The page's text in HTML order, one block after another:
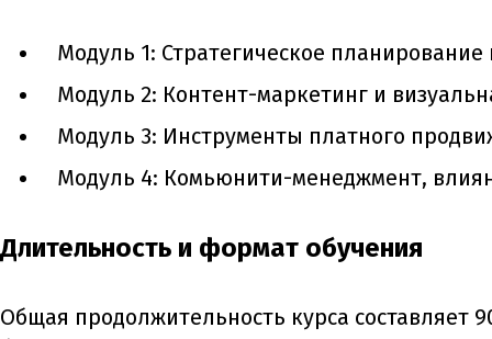
Модуль 1: Стратегическое планирование
Модуль 2: Контент-маркетинг и
Модуль 3: Инструменты платного
Модуль 4: Комьюнити-менеджмент,
Длительность и формат обучения
Общая продолжительность курса составляет